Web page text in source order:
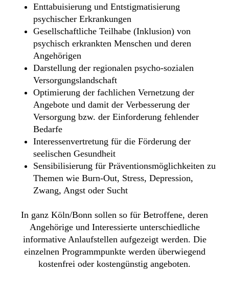
Enttabuisierung und Entstigmatisierung
psychischer Erkrankungen
Gesellschaftliche Teilhabe (Inklusion) von
psychisch erkrankten Menschen und deren
Angehörigen
Darstellung der regionalen psycho-sozialen
Versorgungslandschaft
Optimierung der fachlichen Vernetzung der
Angebote und damit der Verbesserung der
Versorgung bzw. der Einforderung fehlender
Bedarfe
Interessenvertretung für die Förderung der
seelischen Gesundheit
Sensibilisierung für Präventionsmöglichkeiten zu
Themen wie Burn-Out, Stress, Depression,
Zwang, Angst oder Sucht
In ganz Köln/Bonn sollen so für Betroffene, deren
Angehörige und Interessierte unterschiedliche
informative Anlaufstellen aufgezeigt werden. Die
einzelnen Programmpunkte werden überwiegend
kostenfrei oder kostengünstig angeboten.